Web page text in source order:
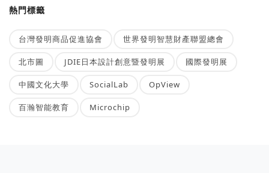
熱門標籤
台灣發明商品促進協會 世界發明智慧財產聯盟總會
北市圖 JDIE日本設計創意暨發明展 國際發明展
中國文化大學 SocialLab OpView
百瀚智能教育 Microchip